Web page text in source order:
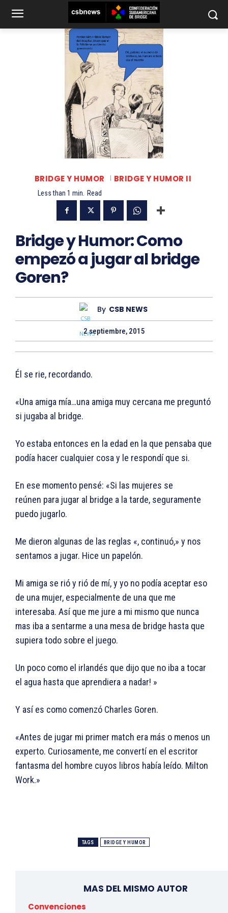
BRIDGE Y HUMOR BRIDGE Y HUMOR II
Less than 1 min. Read
Bridge y Humor: Como
empezó a jugar al bridge
Goren?
By CSB NEWS
2 septiembre, 2015
Él se rie, recordando.
«Una amiga mía…una amiga muy cercana me preguntó
si jugaba al bridge.
Yo estaba entonces en la edad en la que pensaba que
podía hacer cualquier cosa y le respondí que si.
En ese momento pensé: «Si las mujeres se
reúnen para jugar al bridge a la tarde, seguramente
puedo jugarlo.
Me dieron algunas de las reglas «, continuó,» y nos
sentamos a jugar. Hice un papelón.
Mi amiga se rió y rió de mí, y yo no podía aceptar eso
de una mujer, especialmente de una que me
interesaba. Así que me jure a mi mismo que nunca
mas iba a sentarme a una mesa de bridge hasta que
supiera todo sobre el juego.
Un poco como el irlandés que dijo que no iba a tocar
el agua hasta que aprendiera a nadar! »
Y así es como comenzó Charles Goren.
«Antes de jugar mi primer match era más o menos un
experto. Curiosamente, me convertí en el escritor
fantasma del hombre cuyos libros había leído. Milton
Work.»
TAGS BRIDGE Y HUMOR
MAS DEL MISMO AUTOR
Convenciones